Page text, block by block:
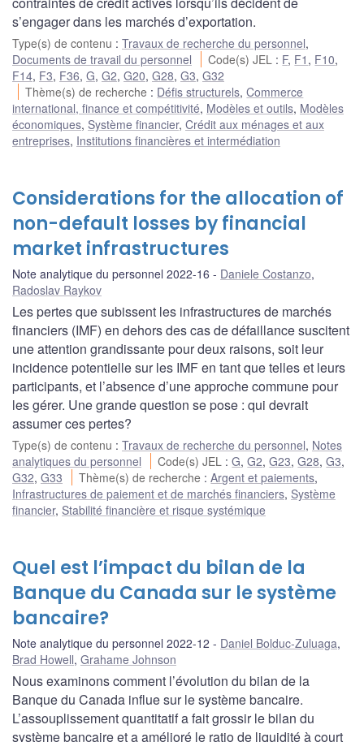
s’engager dans les marchés d’exportation.
Type(s) de contenu : Travaux de recherche du personnel,
Documents de travail du personnel
Code(s) JEL : F, F1 , F10,
F14, F3, F36, G, G2, G20, G28, G3, G32
Thème(s) de recherche : Défis structurels,Commerce
international, finance et compétitivité, Modèles et outils, Modèles
économiques, Système financier, Crédit aux ménages et aux
entreprises, Institutions financières et intermédiation
Considerations for the allocation of
non-default losses by financial
market infrastructures
Note analytique du personnel 2022-16 Daniele Costanzo,
Radoslav Raykov
Les pertes que subissent les infrastructures de marchés
financiers (IMF) en dehors des cas de défaillance suscitent
une attention grandissante pour deux raisons, soit leur
incidence potentielle sur les IMF en tant que telles et leurs
participants, et l’absence d’une approche commune pour
les gérer. Une grande question se pose : qui devrait
assumer ces pertes?
Type(s) de contenu : Travaux de recherche du personnel, Notes
analytiques du personnel
Code(s) JEL :G,G2,G23,G28,G3,
G32, G33 Thème(s) de recherche :Argent et paiements,
Infrastructures de paiement et de marchés financiers, Système
financier, Stabilité financière et risque systémique
Quel est l’impact du bilan de la
Banque du Canada sur le système
bancaire?
Note analytique du personnel 2022-12 Daniel Bolduc-Zuluaga,
Brad Howell, Grahame Johnson
Nous examinons comment l’évolution du bilan de la
Banque du Canada influe sur le système bancaire.
L’assouplissement quantitatif a fait grossir le bilan du
système bancaire et a amélioré le ratio de liquidité à court